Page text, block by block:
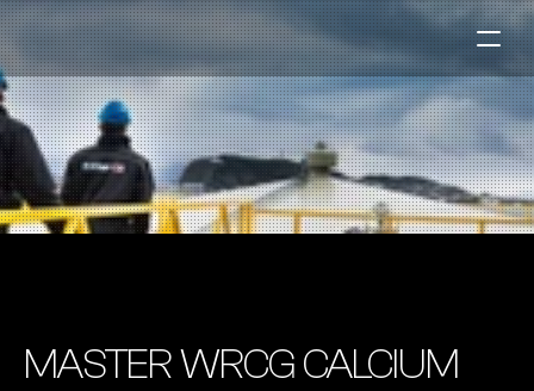
Marine
Auto & Industri
Bensinstasjoner
Våre Produkter
Om Selskapet
MASTER WRCG CALCIUM